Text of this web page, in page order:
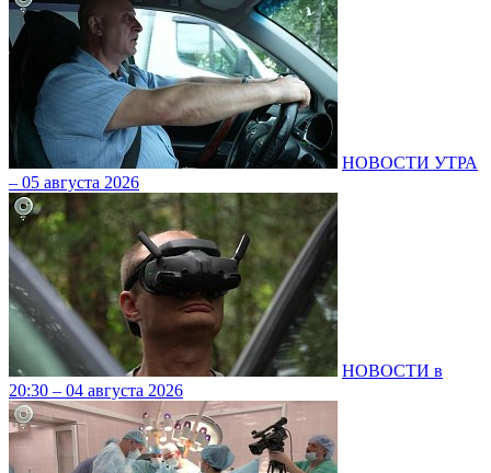
НОВОСТИ УТРА
– 05 августа 2026
НОВОСТИ в
20:30 – 04 августа 2026